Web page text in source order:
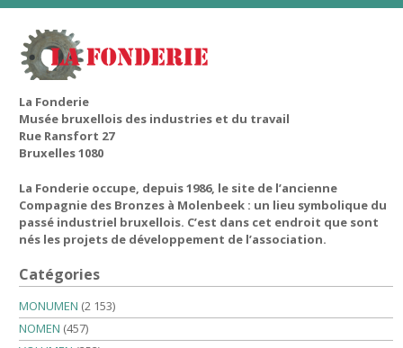
La Fonderie
Musée bruxellois des industries et du travail
Rue Ransfort 27
Bruxelles 1080
La Fonderie occupe, depuis 1986, le site de l’ancienne
Compagnie des Bronzes à Molenbeek : un lieu symbolique du
passé industriel bruxellois. C’est dans cet endroit que sont
nés les projets de développement de l’association.
Catégories
MONUMEN (2 153)
NOMEN (457)